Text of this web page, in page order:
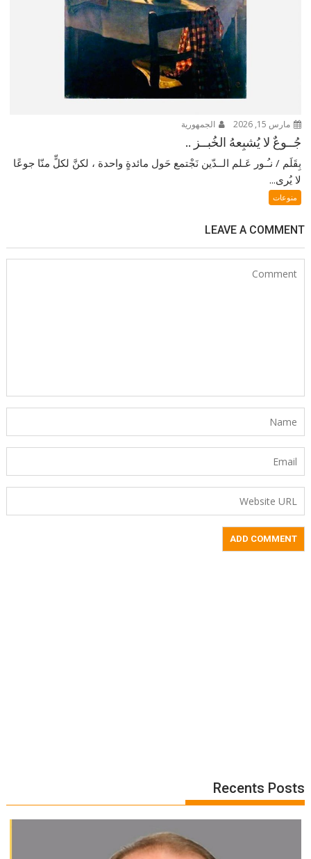
مارس 15, 2026 الجمهورية
جُــوعٌ لا يُشبِعهُ الخُبــز ..
بِقَلَم / نـُـور عَـلم الــدّين نَجْتمع حَول مائدةٍ واحدة ، لكنَّ لكلٍّ منّا جوعًا
لا يُرى...
منوعات
LEAVE A COMMENT
Recents Posts